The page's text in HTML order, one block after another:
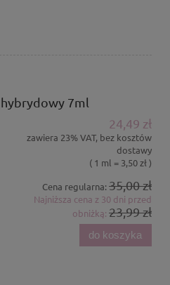
7ml
24,49 zł
zawiera 23% VAT, bez kosztów
dostawy
( 1 ml = 3,50 zł )
Cena regularna: 35,00 zł
Najniższa cena z 30 dni przed
obniżką: 23,99 zł
do koszyka